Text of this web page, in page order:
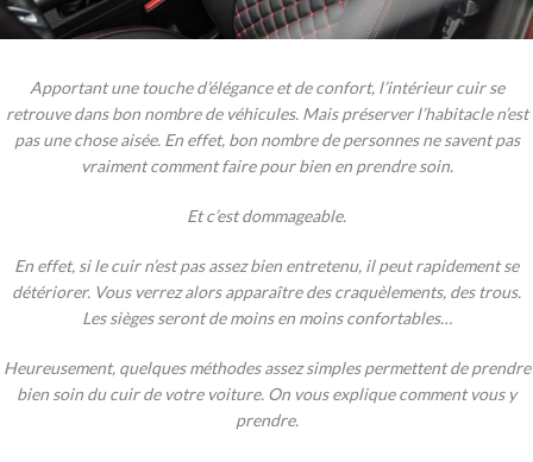
Apportant une touche d’élégance et de confort, l’intérieur cuir se
retrouve dans bon nombre de véhicules. Mais préserver l’habitacle n’est
pas une chose aisée. En effet, bon nombre de personnes ne savent pas
vraiment comment faire pour bien en prendre soin.
Et c’est dommageable.
En effet, si le cuir n’est pas assez bien entretenu, il peut rapidement se
détériorer. Vous verrez alors apparaître des craquèlements, des trous.
Les sièges seront de moins en moins confortables…
Heureusement, quelques méthodes assez simples permettent de prendre
bien soin du cuir de votre voiture. On vous explique comment vous y
prendre.